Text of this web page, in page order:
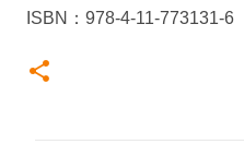
ISBN：978-4-11-773131-6